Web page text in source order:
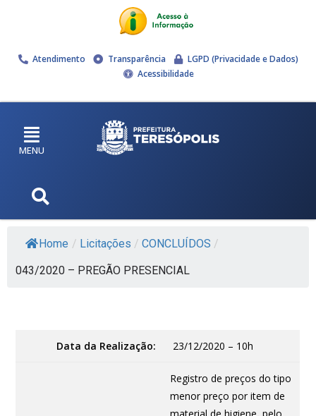
Atendimento Transparência
LGPD (Privacidade e Dados)
Acessibilidade
MENU
Home / Licitações / CONCLUÍDOS /
043/2020 – PREGÃO PRESENCIAL
Data da Realização: 23/12/2020 – 10h
Registro de preços do tipo
menor preço por item de